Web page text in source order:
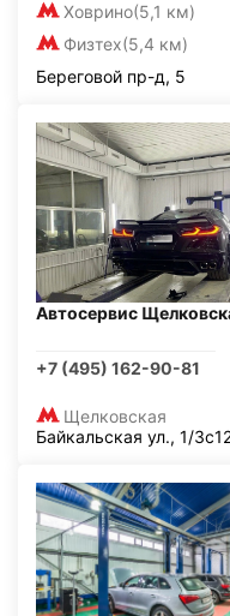
Ховрино(5,1 км)
Физтех(5,4 км)
Береговой пр-д, 5
Автосервис
+7 (495) 162-90-81
Щелковская
Байкальская ул., 1/